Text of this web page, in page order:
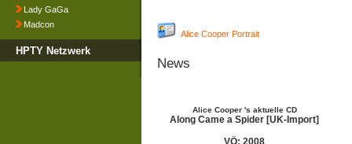
Lady GaGa
Madcon
HPTY Netzwerk
Alice Cooper Portrait
News
Alice Cooper 's aktuelle CD
Along Came a Spider [UK-Import]
VÖ: 2008